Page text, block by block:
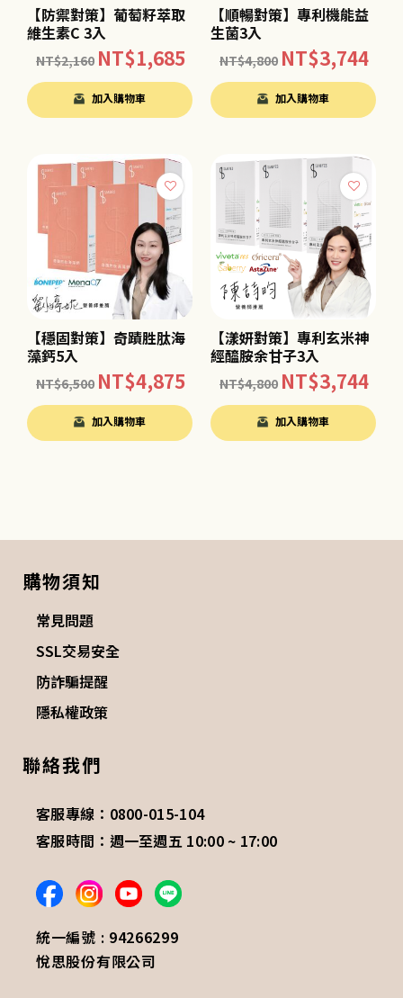
【防禦對策】葡萄籽萃取
維生素C 3入
NT$2,160 NT$1,685
加入購物車
【順暢對策】專利機能益
生菌3入
NT$4,800 NT$3,744
加入購物車
【穩固對策】奇蹟胜肽海
藻鈣5入
NT$6,500 NT$4,875
加入購物車
【漾妍對策】專利玄米神
經醯胺余甘子3入
NT$4,800 NT$3,744
加入購物車
購物須知
常見問題
SSL交易安全
防詐騙提醒
隱私權政策
聯絡我們
客服專線：0800-015-104
客服時間：週一至週五 10:00 ~ 17:00
統一編號 : 94266299
悅思股份有限公司